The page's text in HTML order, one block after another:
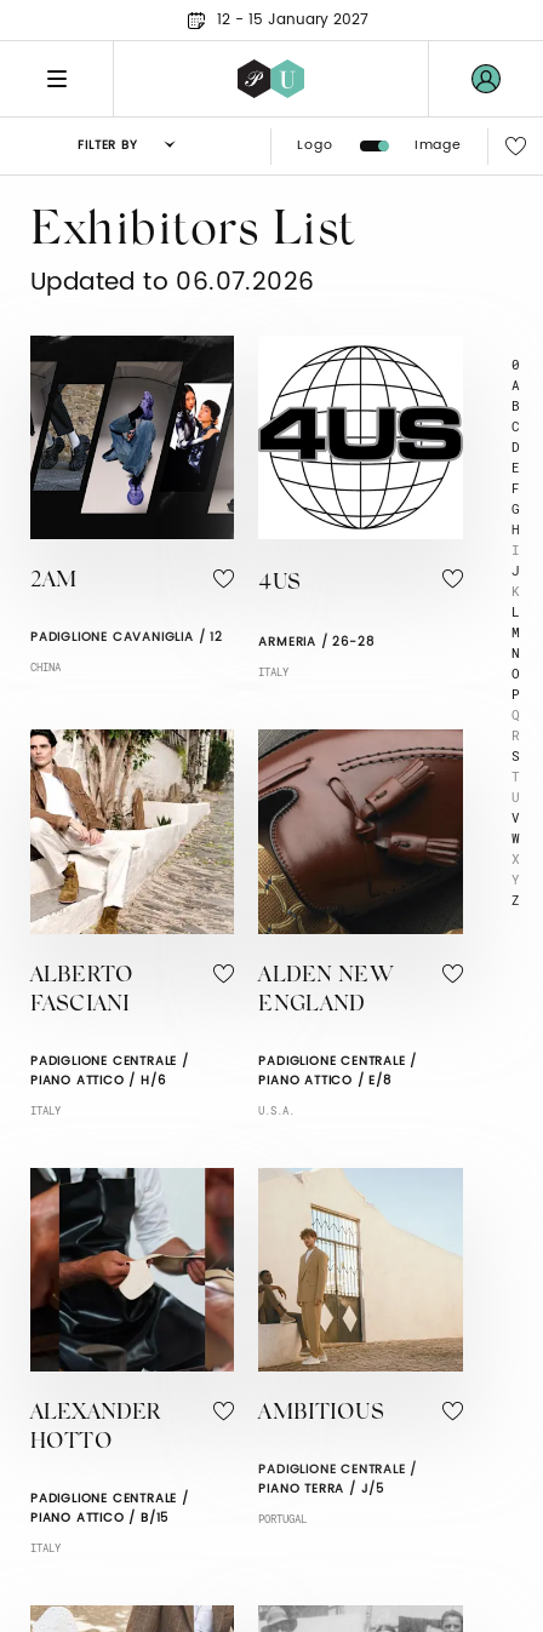
12 - 15 January 2027
FILTER BY Logo Image
0
A
B
C
D
E
F
G
H
I
J
K
L
M
N
O
P
Q
R
S
T
U
V
W
X
Y
Z
Exhibitors List
Updated to 06.07.2026
2AM
PADIGLIONE CAVANIGLIA / 12
CHINA
4US
ARMERIA / 26-28
ITALY
ALBERTO
FASCIANI
PADIGLIONE CENTRALE /
PIANO ATTICO / H/6
ITALY
ALDEN NEW
ENGLAND
PADIGLIONE CENTRALE /
PIANO ATTICO / E/8
U.S.A.
ALEXANDER
HOTTO
PADIGLIONE CENTRALE /
PIANO ATTICO / B/15
ITALY
AMBITIOUS
PADIGLIONE CENTRALE /
PIANO TERRA / J/5
PORTUGAL